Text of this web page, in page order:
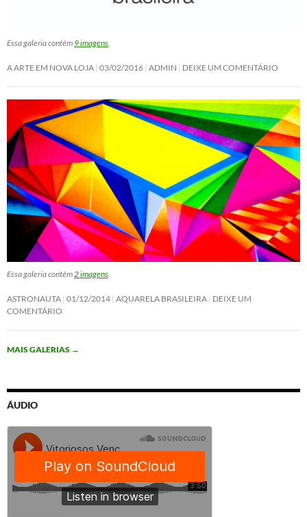
Essa galeria contém 9 imagens.
A ARTE EM NOVA LOJA 03/02/2016 ADMIN DEIXE UM COMENTÁRIO
Essa galeria contém2 imagens.
ASTRONAUTA 01/12/2014 AQUARELA BRASILEIRA DEIXE UM
COMENTÁRIO
MAIS GALERIAS →
ÁUDIO